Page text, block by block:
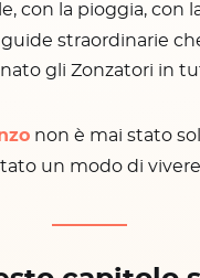
con la pioggia, con
guide straordinarie
gli Zonzatori in
non è mai stato
un modo di vivere.